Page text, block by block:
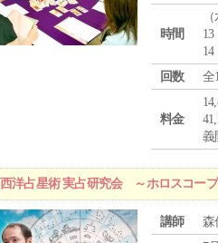
時間
（
13
14
回数
全
料金
義
西洋占星術 実占研究会 ～ホロスコー
講師